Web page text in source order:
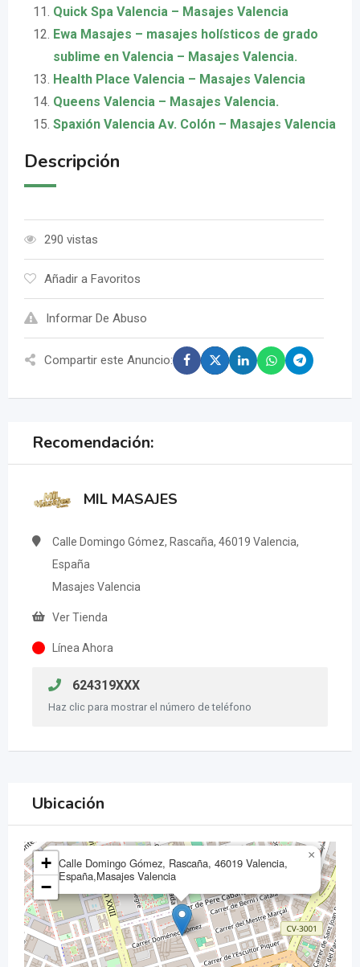
Quick Spa Valencia – Masajes Valencia
Ewa Masajes – masajes holísticos de grado
sublime en Valencia – Masajes Valencia.
Health Place Valencia – Masajes Valencia
Queens Valencia – Masajes Valencia.
Spaxión Valencia Av. Colón – Masajes Valencia
Descripción
290 vistas
Añadir a Favoritos
Informar De Abuso
Compartir este Anuncio:
Recomendación:
MIL MASAJES
Calle Domingo Gómez, Rascaña, 46019 Valencia,
España
Masajes Valencia
Ver Tienda
Línea Ahora
624319XXX
Haz clic para mostrar el número de teléfono
Ubicación
Calle Domingo Gómez, Rascaña, 46019 Valencia,
España,Masajes Valencia
×
+
−